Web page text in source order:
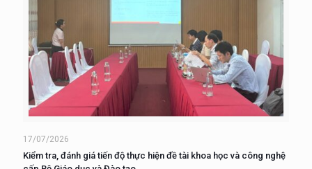
17/07/2026
Kiểm tra, đánh giá tiến độ thực hiện đề tài khoa học và công nghệ